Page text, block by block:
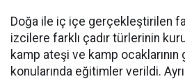
Doğa ile iç içe gerçekleştirilen
izcilere farklı çadır türlerinin
kamp ateşi ve kamp ocaklarının
konularında eğitimler verildi.